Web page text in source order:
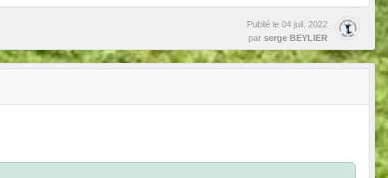
Publié le 04 juil. 2022
par serge BEYLIER